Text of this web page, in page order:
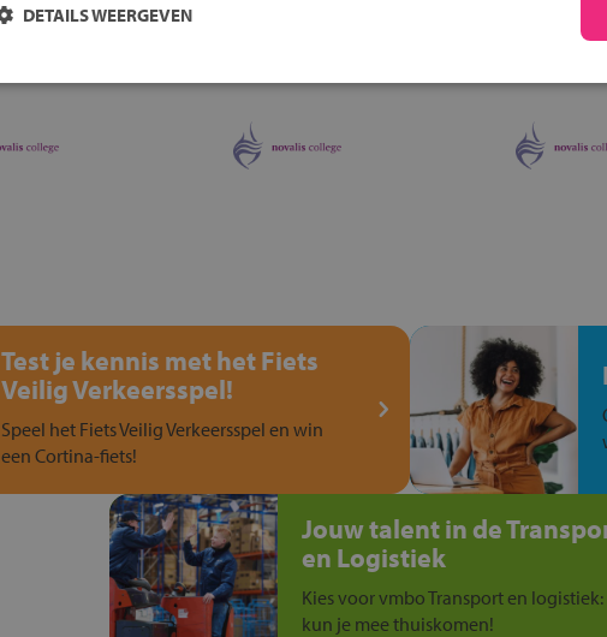
Test je kennis met het Fiets
Veilig Verkeersspel!
Speel het Fiets Veilig Verkeersspel en win
een Cortina-fiets!
Jouw talent in de
en Logistiek
Kies voor vmbo Transport en
kun je mee thuiskomen!
DETAILS WEERGEVEN